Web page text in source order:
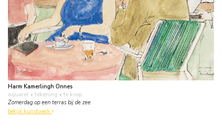
Harm Kamerlingh Onnes
aquarel • tekening • te koop
Zomerdag op een terras bij de zee
bekijk kunstwerk